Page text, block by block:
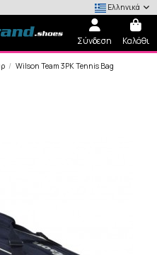
Ελληνικά
Σύνδεση Καλάθι
Wilson Team 3PK Tennis Bag